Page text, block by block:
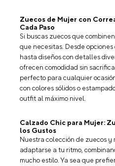
Zuecos de Mujer con
Cada Paso
Si buscas zuecos que
que necesitas. Desde
hasta diseños con detalles
ofrecen comodidad sin
perfecto para cualquier
con colores sólidos o
outfit al máximo nivel.
Calzado Chic para Mujer:
los Gustos
Nuestra colección de zuecos
adaptarse a tu ritmo,
mucho estilo. Ya sea que